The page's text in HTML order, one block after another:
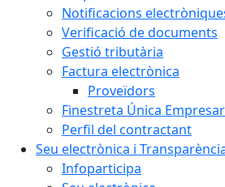
Notificacions
Verificació de documents
Gestió tributària
Factura electrònica
Proveïdors
Finestreta Única
Perfil del contractant
Seu electrònica i
Infoparticipa